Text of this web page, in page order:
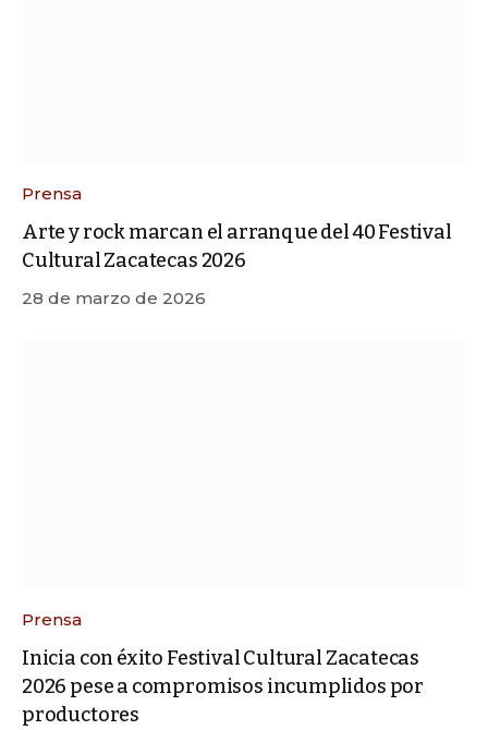
Prensa
Arte y rock marcan el arranque del 40 Festival
Cultural Zacatecas 2026
28 de marzo de 2026
Prensa
Inicia con éxito Festival Cultural Zacatecas
2026 pese a compromisos incumplidos por
productores